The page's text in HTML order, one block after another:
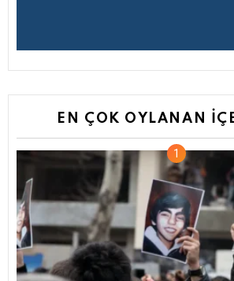
EN ÇOK OYLANAN